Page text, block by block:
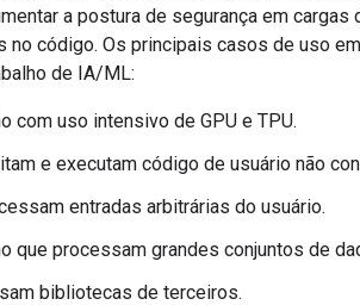
a postura de segurança em
no código. Os principais casos de uso
de IA/ML:
com uso intensivo de GPU e TPU.
e executam código de usuário não
entradas arbitrárias do usuário.
que processam grandes conjuntos de
bibliotecas de terceiros.